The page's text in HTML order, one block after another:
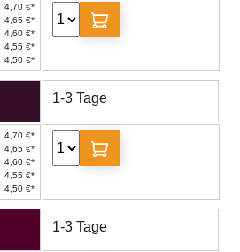
4,70 €*
4,65 €*
4,60 €*
4,55 €*
4,50 €*
1-3 Tage
4,70 €*
4,65 €*
4,60 €*
4,55 €*
4,50 €*
1-3 Tage